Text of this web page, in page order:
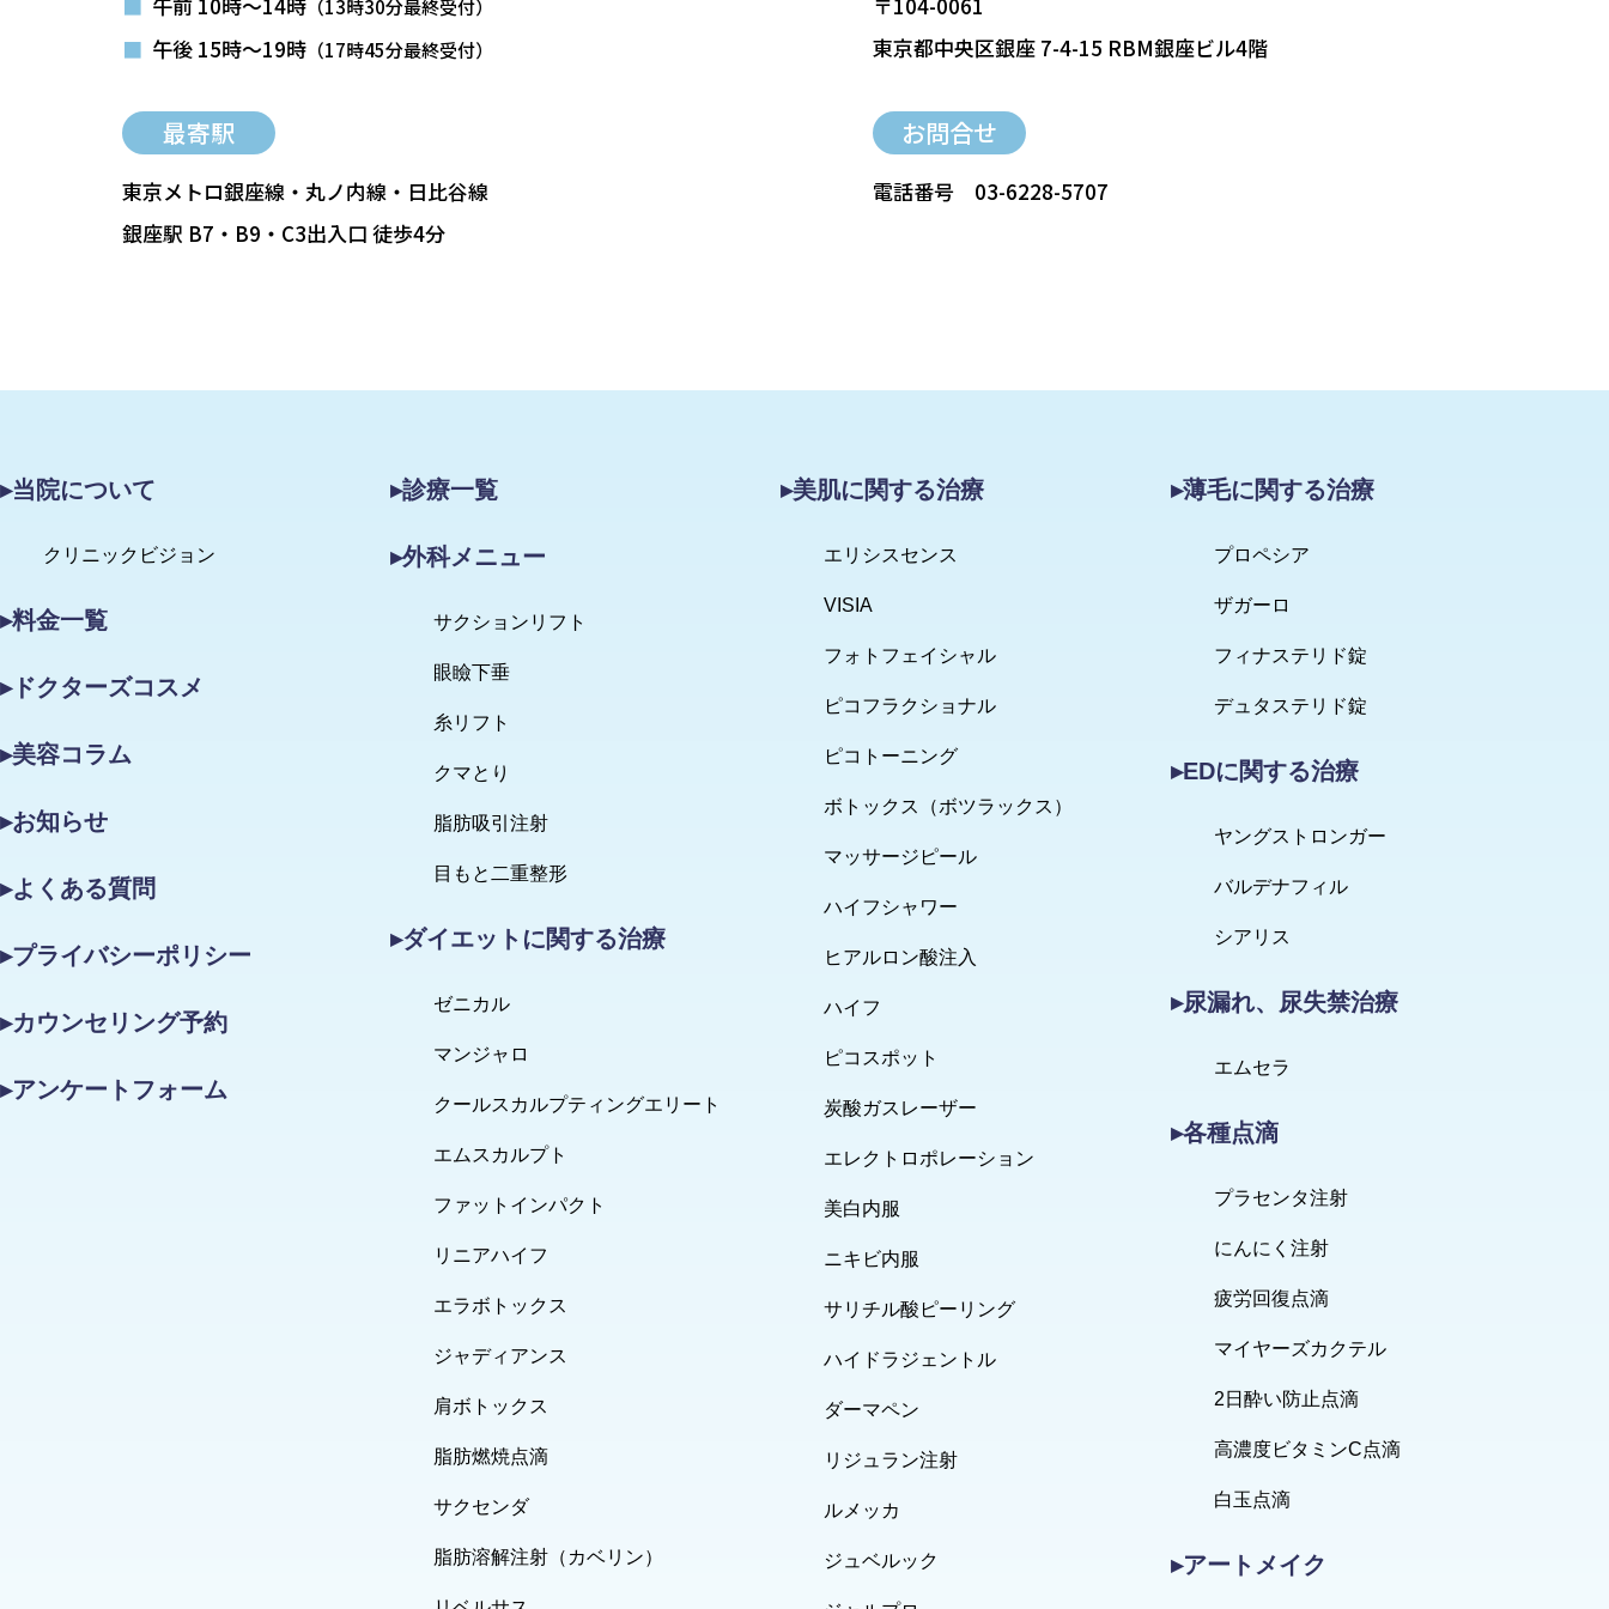
（13時30分最終受付）
■ 午後 15時～19時 （17時45分最終受付）
東京都中央区銀座 7-4-15 RBM銀座ビル4階
最寄駅
東京メトロ銀座線・丸ノ内線・日比谷線
銀座駅 B7・B9・C3出入口 徒歩4分
お問合せ
電話番号 03-6228-5707
▸当院について
クリニックビジョン
▸料金一覧
▸ドクターズコスメ
▸美容コラム
▸お知らせ
▸よくある質問
▸プライバシーポリシー
▸カウンセリング予約
▸アンケートフォーム
▸診療一覧
▸外科メニュー
サクションリフト
眼瞼下垂
糸リフト
クマとり
脂肪吸引注射
目もと二重整形
▸ダイエットに関する治療
ゼニカル
マンジャロ
クールスカルプティングエリート
エムスカルプト
ファットインパクト
リニアハイフ
エラボトックス
ジャディアンス
肩ボトックス
脂肪燃焼点滴
サクセンダ
脂肪溶解注射（カベリン）
▸美肌に関する治療
エリシスセンス
VISIA
フォトフェイシャル
ピコフラクショナル
ピコトーニング
ボトックス（ボツラックス）
マッサージピール
ハイフシャワー
ヒアルロン酸注入
ハイフ
ピコスポット
炭酸ガスレーザー
エレクトロポレーション
美白内服
ニキビ内服
サリチル酸ピーリング
ハイドラジェントル
ダーマペン
リジュラン注射
ルメッカ
ジュベルック
▸薄毛に関する治療
プロペシア
ザガーロ
フィナステリド錠
デュタステリド錠
▸EDに関する治療
ヤングストロンガー
バルデナフィル
シアリス
▸尿漏れ、尿失禁治療
エムセラ
▸各種点滴
プラセンタ注射
にんにく注射
疲労回復点滴
マイヤーズカクテル
2日酔い防止点滴
高濃度ビタミンC点滴
白玉点滴
▸アートメイク